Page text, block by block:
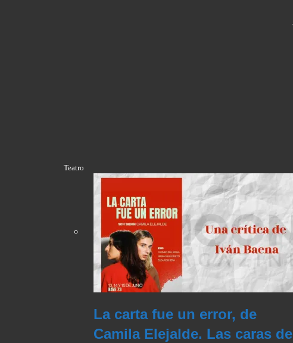
Teatro
La carta fue un error, de
Camila Elejalde. Las caras de